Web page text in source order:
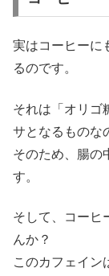
実はコーヒーに
るのです。
それは「オリゴ
サとなるものな
そのため、腸の
す。
そして、コーヒ
んか？
このカフェイン